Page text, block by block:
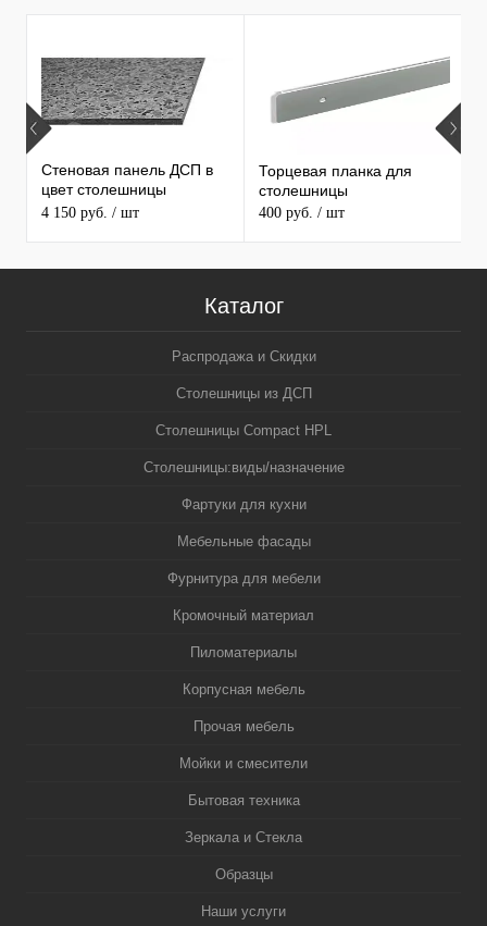
ПРОДАВАЕМЫЕ ТОВАРЫ
Стеновая панель ДСП в
цвет столешницы
MAERSS
4 150 руб. / шт
Торцевая планка для
столешницы
400 руб. / шт
Каталог
Распродажа и Скидки
Столешницы из ДСП
Столешницы Compact HPL
Столешницы:виды/назначение
Фартуки для кухни
Мебельные фасады
Фурнитура для мебели
Кромочный материал
Пиломатериалы
Корпусная мебель
Прочая мебель
Мойки и смесители
Бытовая техника
Зеркала и Стекла
Образцы
Наши услуги